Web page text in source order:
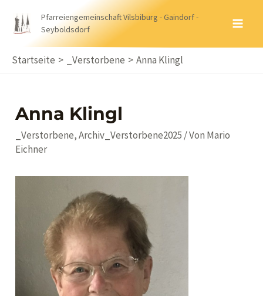
Inhalt
Pfarreiengemeinschaft Vilsbiburg - Gaindorf -
Seyboldsdorf
Startseite _Verstorbene Anna Klingl
Anna Klingl
_Verstorbene,Archiv_Verstorbene2025 / Von Mario
Eichner